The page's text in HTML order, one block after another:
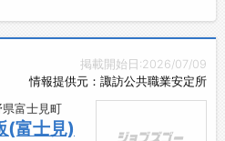
掲載開始日:2026/07/09
情報提供元：諏訪公共職業安定所
富士見町
(富士見)